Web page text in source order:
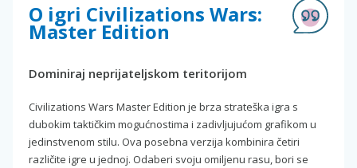
O igri Civilizations Wars:
Master Edition
Dominiraj neprijateljskom teritorijom
Civilizations Wars Master Edition je brza strateška igra s
dubokim taktičkim mogućnostima i zadivljujućom grafikom u
jedinstvenom stilu. Ova posebna verzija kombinira četiri
različite igre u jednoj. Odaberi svoju omiljenu rasu, bori se